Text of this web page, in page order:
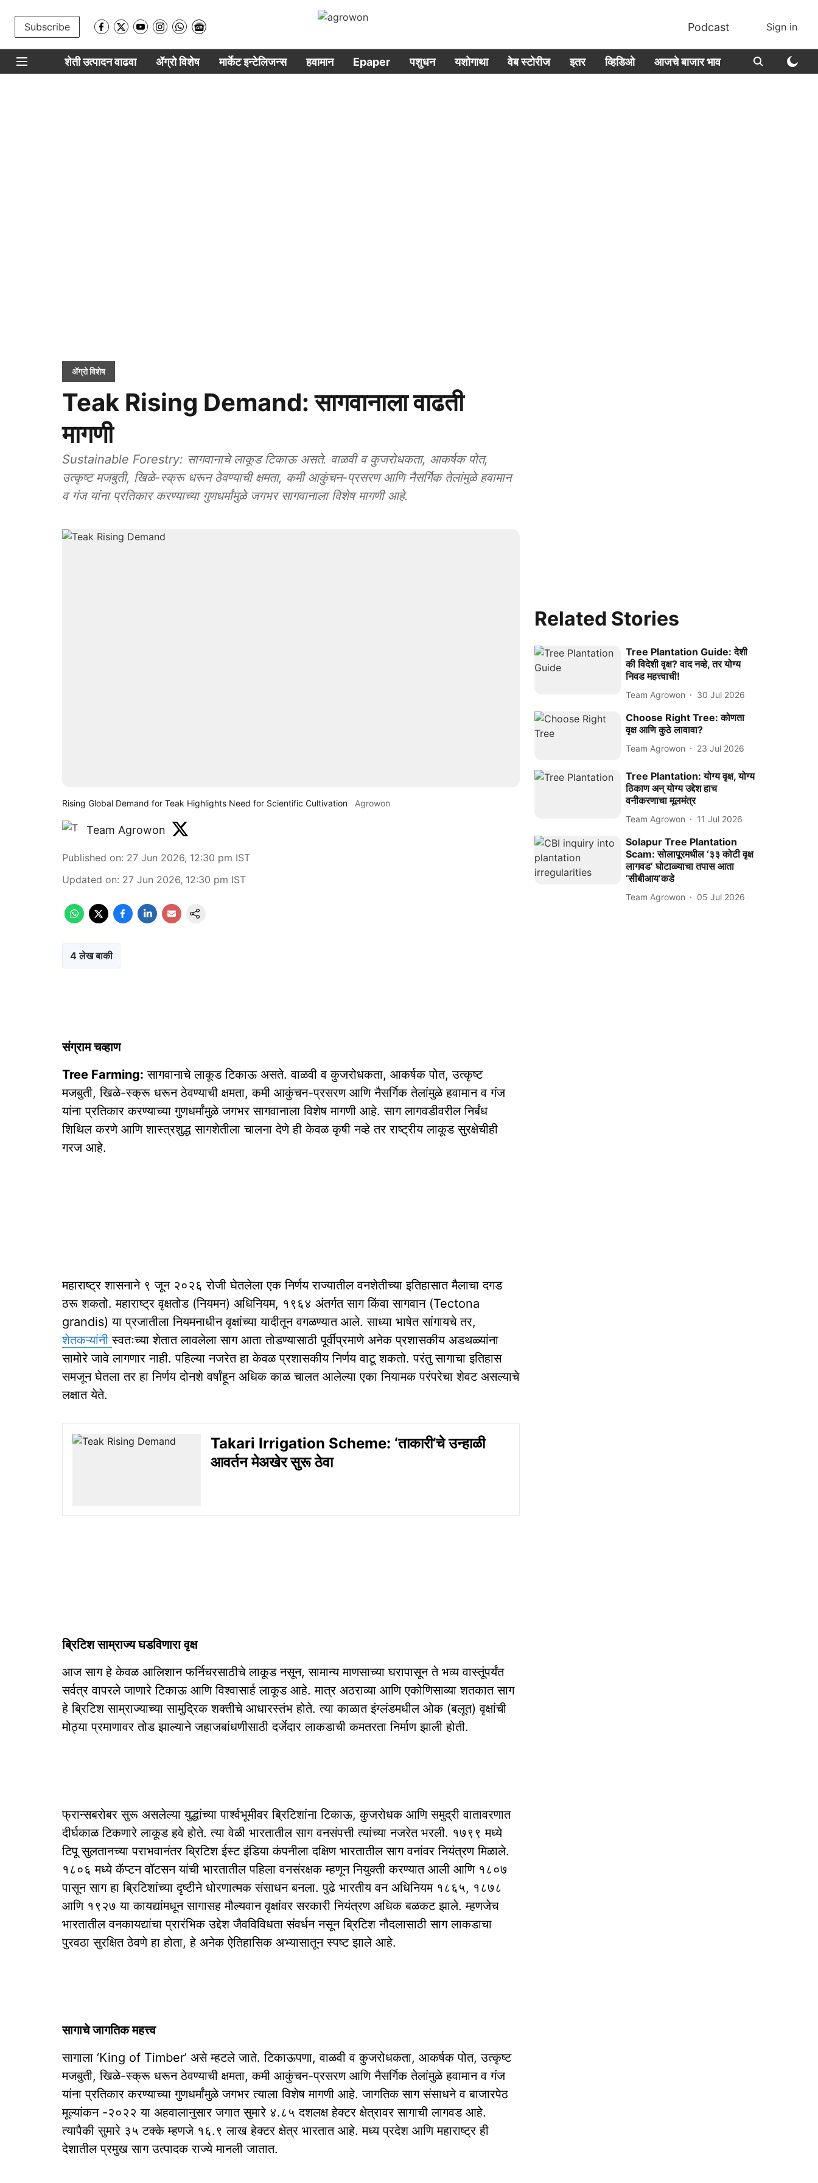
Subscribe Podcast Sign in
शेती उत्पादन वाढवा ॲग्रो विशेष मार्केट इन्टेलिजन्स हवामान Epaper पशुधन यशोगाथा वेब स्टोरीज इतर व्हिडिओ आजचे बाजार भाव
ॲग्रो विशेष
Teak Rising Demand: सागवानाला वाढती
मागणी
Sustainable Forestry: सागवानाचे लाकूड टिकाऊ असते. वाळवी व कुजरोधकता, आकर्षक पोत,
उत्कृष्ट मजबुती, खिळे-स्क्रू धरून ठेवण्याची क्षमता, कमी आकुंचन-प्रसरण आणि नैसर्गिक तेलांमुळे हवामान
व गंज यांना प्रतिकार करण्याच्या गुणधर्मांमुळे जगभर सागवानाला विशेष मागणी आहे.
Rising Global Demand for Teak Highlights Need for Scientific Cultivation Agrowon
Team Agrowon
Published on: 27 Jun 2026, 12:30 pm IST
Updated on: 27 Jun 2026, 12:30 pm IST
4 लेख बाकी
संग्राम चव्हाण
Tree Farming: सागवानाचे लाकूड टिकाऊ असते. वाळवी व कुजरोधकता, आकर्षक पोत, उत्कृष्ट
मजबुती, खिळे-स्क्रू धरून ठेवण्याची क्षमता, कमी आकुंचन-प्रसरण आणि नैसर्गिक तेलांमुळे हवामान व गंज
यांना प्रतिकार करण्याच्या गुणधर्मांमुळे जगभर सागवानाला विशेष मागणी आहे. साग लागवडीवरील निर्बंध
शिथिल करणे आणि शास्त्रशुद्ध सागशेतीला चालना देणे ही केवळ कृषी नव्हे तर राष्ट्रीय लाकूड सुरक्षेचीही
गरज आहे.
महाराष्ट्र शासनाने ९ जून २०२६ रोजी घेतलेला एक निर्णय राज्यातील वनशेतीच्या इतिहासात मैलाचा दगड
ठरू शकतो. महाराष्ट्र वृक्षतोड (नियमन) अधिनियम, १९६४ अंतर्गत साग किंवा सागवान (Tectona
grandis) या प्रजातीला नियमनाधीन वृक्षांच्या यादीतून वगळण्यात आले. साध्या भाषेत सांगायचे तर,
शेतकऱ्यांनीस्वतःच्या शेतात लावलेला साग आता तोडण्यासाठी पूर्वीप्रमाणे अनेक प्रशासकीय अडथळ्यांना
सामोरे जावे लागणार नाही. पहिल्या नजरेत हा केवळ प्रशासकीय निर्णय वाटू शकतो. परंतु सागाचा इतिहास
समजून घेतला तर हा निर्णय दोनशे वर्षांहून अधिक काळ चालत आलेल्या एका नियामक परंपरेचा शेवट असल्याचे
लक्षात येते.
Takari Irrigation Scheme: ‘ताकारी’चे उन्हाळी
आवर्तन मेअखेर सुरू ठेवा
ब्रिटिश साम्राज्य घडविणारा वृक्ष
आज साग हे केवळ आलिशान फर्निचरसाठीचे लाकूड नसून, सामान्य माणसाच्या घरापासून ते भव्य वास्तूंपर्यंत
सर्वत्र वापरले जाणारे टिकाऊ आणि विश्वासार्ह लाकूड आहे. मात्र अठराव्या आणि एकोणिसाव्या शतकात साग
हे ब्रिटिश साम्राज्याच्या सामुद्रिक शक्तीचे आधारस्तंभ होते. त्या काळात इंग्लंडमधील ओक (बलूत) वृक्षांची
मोठ्या प्रमाणावर तोड झाल्याने जहाजबांधणीसाठी दर्जेदार लाकडाची कमतरता निर्माण झाली होती.
फ्रान्सबरोबर सुरू असलेल्या युद्धांच्या पार्श्वभूमीवर ब्रिटिशांना टिकाऊ, कुजरोधक आणि समुद्री वातावरणात
दीर्घकाळ टिकणारे लाकूड हवे होते. त्या वेळी भारतातील साग वनसंपत्ती त्यांच्या नजरेत भरली. १७९९ मध्ये
टिपू सुलतानच्या पराभवानंतर ब्रिटिश ईस्ट इंडिया कंपनीला दक्षिण भारतातील साग वनांवर नियंत्रण मिळाले.
१८०६ मध्ये कॅप्टन वॉटसन यांची भारतातील पहिला वनसंरक्षक म्हणून नियुक्ती करण्यात आली आणि १८०७
पासून साग हा ब्रिटिशांच्या दृष्टीने धोरणात्मक संसाधन बनला. पुढे भारतीय वन अधिनियम १८६५, १८७८
आणि १९२७ या कायद्यांमधून सागासह मौल्यवान वृक्षांवर सरकारी नियंत्रण अधिक बळकट झाले. म्हणजेच
भारतातील वनकायद्यांचा प्रारंभिक उद्देश जैवविविधता संवर्धन नसून ब्रिटिश नौदलासाठी साग लाकडाचा
पुरवठा सुरक्षित ठेवणे हा होता, हे अनेक ऐतिहासिक अभ्यासातून स्पष्ट झाले आहे.
सागाचे जागतिक महत्त्व
सागाला ‘King of Timber’ असे म्हटले जाते. टिकाऊपणा, वाळवी व कुजरोधकता, आकर्षक पोत, उत्कृष्ट
मजबुती, खिळे-स्क्रू धरून ठेवण्याची क्षमता, कमी आकुंचन-प्रसरण आणि नैसर्गिक तेलांमुळे हवामान व गंज
यांना प्रतिकार करण्याच्या गुणधर्मांमुळे जगभर त्याला विशेष मागणी आहे. जागतिक साग संसाधने व बाजारपेठ
मूल्यांकन -२०२२ या अहवालानुसार जगात सुमारे ४.८५ दशलक्ष हेक्टर क्षेत्रावर सागाची लागवड आहे.
त्यापैकी सुमारे ३५ टक्के म्हणजे १६.९ लाख हेक्टर क्षेत्र भारतात आहे. मध्य प्रदेश आणि महाराष्ट्र ही
देशातील प्रमुख साग उत्पादक राज्ये मानली जातात.
Related Stories
Tree Plantation Guide: देशी
की विदेशी वृक्ष? वाद नव्हे, तर योग्य
निवड महत्त्वाची!
Team Agrowon 30 Jul 2026
Choose Right Tree: कोणता
वृक्ष आणि कुठे लावावा?
Team Agrowon 23 Jul 2026
Tree Plantation: योग्य वृक्ष, योग्य
ठिकाण अन्‌ योग्य उद्देश हाच
वनीकरणाचा मूलमंत्र
Team Agrowon 11 Jul 2026
Solapur Tree Plantation
Scam: सोलापूरमधील ‘३३ कोटी वृक्ष
लागवड’ घोटाळ्याचा तपास आता
‘सीबीआय’कडे
Team Agrowon 05 Jul 2026